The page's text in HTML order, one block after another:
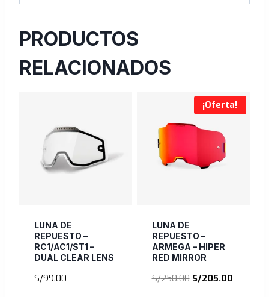
PRODUCTOS
RELACIONADOS
LUNA DE
REPUESTO –
RC1/AC1/ST1 –
DUAL CLEAR LENS
S/99.00
¡Oferta!
LUNA DE
REPUESTO –
ARMEGA – HIPER
RED MIRROR
S/250.00 El
S/205.00El